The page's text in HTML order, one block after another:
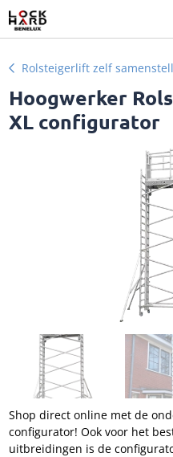
Rolsteigerlift zelf
Hoogwerker
XL configurator
Shop direct online met de
configurator! Ook voor het
uitbreidingen is de